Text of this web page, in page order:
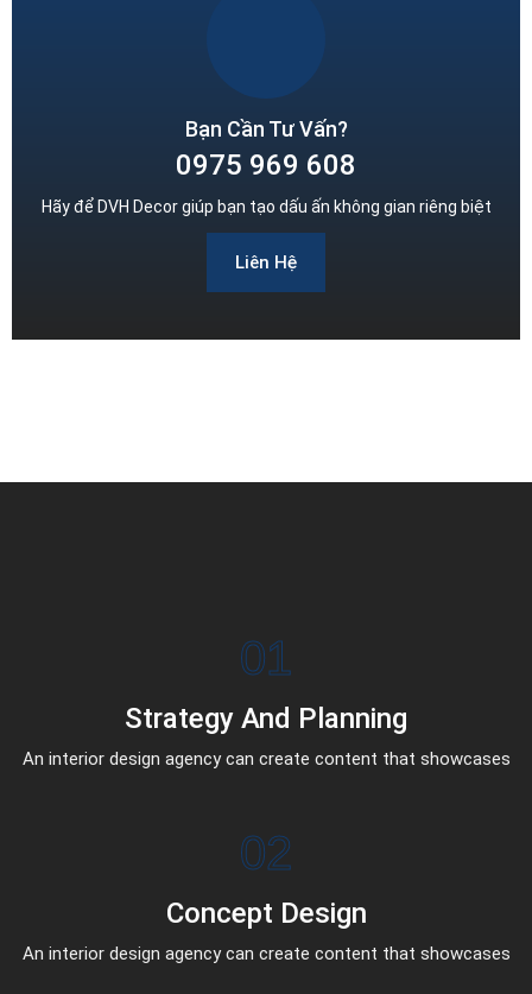
Bạn Cần Tư Vấn?
0975 969 608
Hãy để DVH Decor giúp bạn tạo dấu ấn không gian riêng biệt
Liên Hệ
01
Strategy And Planning
An interior design agency can create content that showcases
02
Concept Design
An interior design agency can create content that showcases